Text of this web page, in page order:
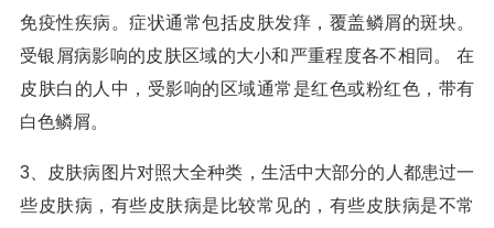
免疫性疾病。症状通常包括皮肤发痒，覆盖鳞屑的斑块。
受银屑病影响的皮肤区域的大小和严重程度各不相同。 在
皮肤白的人中，受影响的区域通常是红色或粉红色，带有
白色鳞屑。
3、皮肤病图片对照大全种类，生活中大部分的人都患过一
些皮肤病，有些皮肤病是比较常见的，有些皮肤病是不常